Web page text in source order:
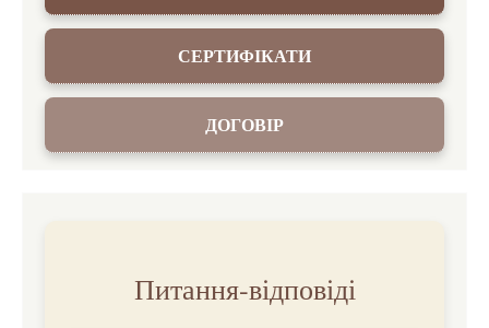
СЕРТИФІКАТИ
ДОГОВІР
Питання-відповіді